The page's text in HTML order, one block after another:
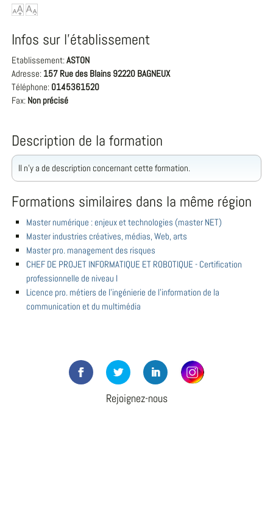
Infos sur l'établissement
Etablissement:ASTON
Adresse: 157 Rue des Blains 92220 BAGNEUX
Téléphone: 0145361520
Fax: Non précisé
Description de la formation
Il n'y a de description concernant cette formation.
Formations similaires dans la même région
Master numérique : enjeux et technologies (master NET)
Master industries créatives, médias, Web, arts
Master pro. management des risques
CHEF DE PROJET INFORMATIQUE ET ROBOTIQUE - Certification
professionnelle de niveau I
Licence pro. métiers de l'ingénierie de l'information de la
communication et du multimédia
Rejoignez-nous